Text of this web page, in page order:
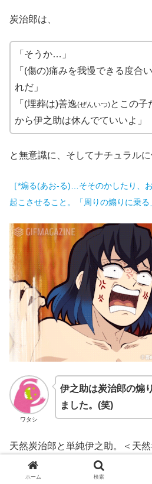
炭治郎は、
「そうか…」
「(傷の)痛みを我慢できる度合
れだ」
「(埋葬は)善逸(ぜんいつ)とこの子
から伊之助は休んでていいよ」
と無意識に、そしてナチュラル
［*煽る(あお‐る)…そそのかしたり、
起こさせること。「周りの煽りに乗る
ワタシ
伊之助は炭治郎の煽
ました。(笑)
天然炭治郎と単純伊之助。＜天
ね。化学反応が凄い。(笑)
ホーム 検索